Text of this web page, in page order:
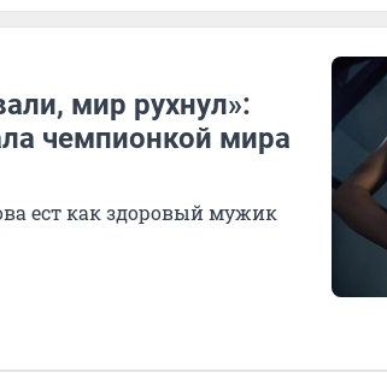
мир рухнул»:
чемпионкой мира
ест как здоровый мужик